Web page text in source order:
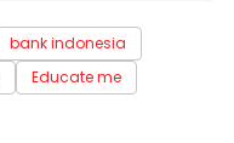
bank indonesia
Educate me